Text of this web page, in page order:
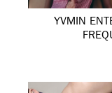
YVMIN